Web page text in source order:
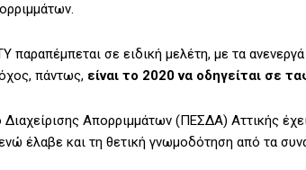
παραπέμπεται σε ειδική μελέτη, με τα
πάντως, είναι το 2020 να οδηγείται σε
Απορριμμάτων (ΠΕΣΔΑ) Αττικής
έλαβε και τη θετική γνωμοδότηση από τα